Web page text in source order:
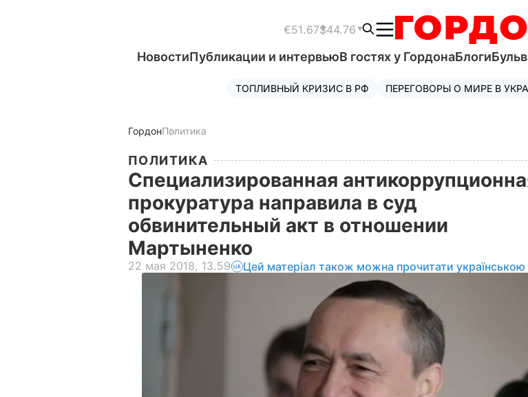
€51.67$44.76
НовостиПубликации и интервьюВ гостях у ГордонаБлоги
ТОПЛИВНЫЙ КРИЗИС В РФ ПЕРЕГОВОРЫ О МИРЕ В
ГордонПолитика
ПОЛИТИКА
Специализированная
прокуратура направила в суд
обвинительный акт в отношении
Мартыненко
22 мая 2018, 13.59 Цей матеріал також можна прочитати українською